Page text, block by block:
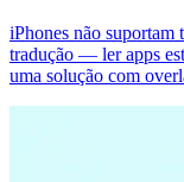
iPhones não suportam
tradução — ler apps
uma solução com